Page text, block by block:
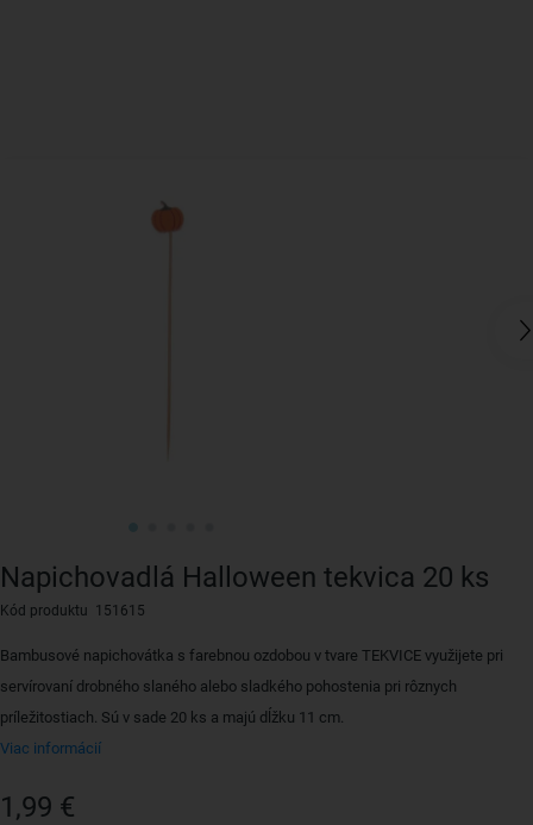
Napichovadlá Halloween tekvica 20 ks
Kód produktu 151615
Bambusové napichovátka s farebnou ozdobou v tvare TEKVICE využijete pri
servírovaní drobného slaného alebo sladkého pohostenia pri rôznych
príležitostiach. Sú v sade 20 ks a majú dĺžku 11 cm.
Viac informácií
1,99 €